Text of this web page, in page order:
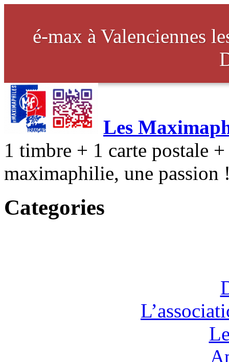
é-max à Valenciennes
Les
1 timbre + 1 carte postale
maximaphilie, une passion
Categories